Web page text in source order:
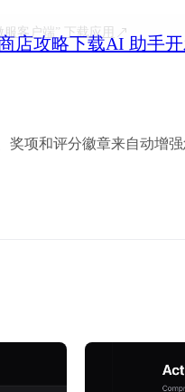
店攻略下载AI 助手
服客户端”下载应用
奖项和评分徽章来自动增